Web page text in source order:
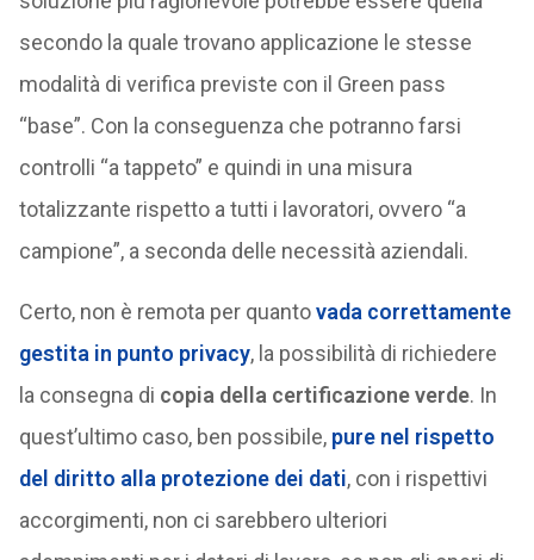
secondo la quale trovano applicazione le stesse
modalità di verifica previste con il Green pass
“base”. Con la conseguenza che potranno farsi
controlli “a tappeto” e quindi in una misura
totalizzante rispetto a tutti i lavoratori, ovvero “a
campione”, a seconda delle necessità aziendali.
Certo, non è remota per quantovada correttamente
gestita in punto privacy, la possibilità di richiedere
la consegna di copia della certificazione verde. In
quest’ultimo caso, ben possibile, pure nel rispetto
del diritto alla protezione dei dati, con i rispettivi
accorgimenti, non ci sarebbero ulteriori